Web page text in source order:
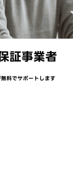
証事業者
無料でサポートします